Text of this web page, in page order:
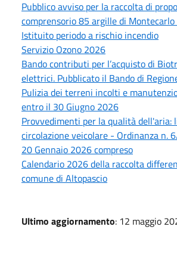
Pubblico avviso per la raccolta di
comprensorio 85 argille di Montecarlo
Istituito periodo a rischio incendio
Servizio Ozono 2026
Bando contributi per l’acquisto di
elettrici. Pubblicato il Bando di
Pulizia dei terreni incolti e
entro il 30 Giugno 2026
Provvedimenti per la qualità dell'aria:
circolazione veicolare - Ordinanza n.
20 Gennaio 2026 compreso
Calendario 2026 della raccolta
comune di Altopascio
Ultimo aggiornamento: 12 maggio